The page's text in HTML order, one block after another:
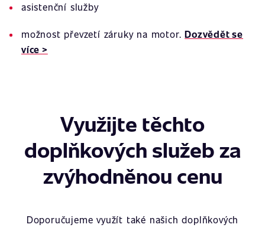
asistenční služby
možnost převzetí záruky na motor.Dozvědět se
více >
Využijte těchto
doplňkových služeb za
zvýhodněnou cenu
Doporučujeme využít také našich doplňkových